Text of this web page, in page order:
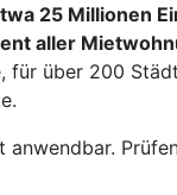
25 Millionen
aller
über 200